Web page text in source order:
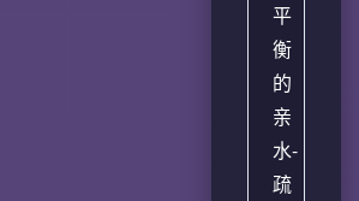
平
衡
的
亲
水-
疏